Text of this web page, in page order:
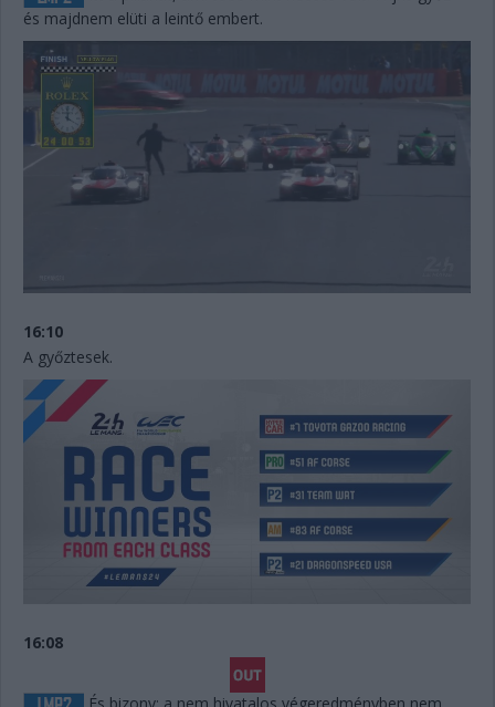
és majdnem elüti a leintő embert.
16:10
A győztesek.
16:08
És bizony: a nem hivatalos végeredményben nem